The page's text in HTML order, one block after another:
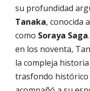
su profundidad
Tanaka, conocida
como Soraya Saga
en los noventa,
la compleja
trasfondo histórico